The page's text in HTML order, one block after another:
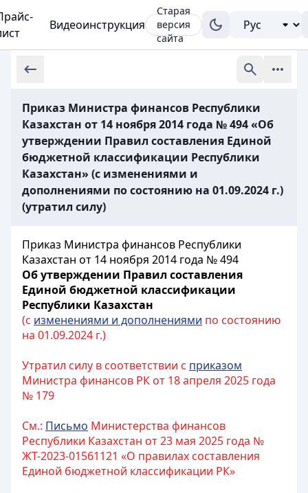
Видеоинструкция
Старая
версия
сайта
Приказ Министра финансов Республики
Казахстан от 14 ноября 2014 года № 494 «Об
утверждении Правил составления Единой
бюджетной классификации Республики
Казахстан» (с изменениями и
дополнениями по состоянию на 01.09.2024 г.)
(утратил силу)
Приказ Министра финансов Республики
Казахстан от 14 ноября 2014 года № 494
Об утверждении Правил составления
Единой бюджетной классификации
Республики Казахстан
(с изменениями и дополнениями по состоянию
на 01.09.2024 г.)
Утратил силу в соответствии с приказом
Министра финансов РК от 18 апреля 2025 года
№ 179
См.: Письмо Министерства финансов
Республики Казахстан от 23 мая 2025 года №
ЖТ-2023-01561121 «О правилах составления
Единой бюджетной классификации РК»